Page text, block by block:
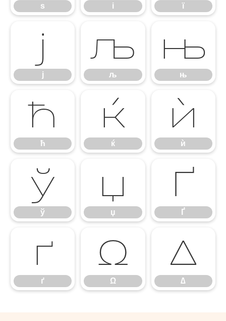
ѕ і ї
ј
ј
љ
љ
њ
њ
ћ
ћ
ќ
ќ
ѝ
ѝ
ў
ў
џ
џ
Ґ
Ґ
ґ
ґ
Ω
Ω
∆
∆